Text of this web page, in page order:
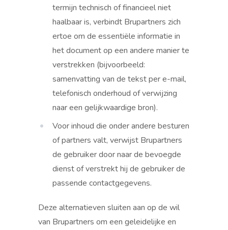
termijn technisch of financieel niet
haalbaar is, verbindt Brupartners zich
ertoe om de essentiële informatie in
het document op een andere manier te
verstrekken (bijvoorbeeld:
samenvatting van de tekst per e-mail,
telefonisch onderhoud of verwijzing
naar een gelijkwaardige bron).
Voor inhoud die onder andere besturen
of partners valt, verwijst Brupartners
de gebruiker door naar de bevoegde
dienst of verstrekt hij de gebruiker de
passende contactgegevens.
Deze alternatieven sluiten aan op de wil
van Brupartners om een geleidelijke en